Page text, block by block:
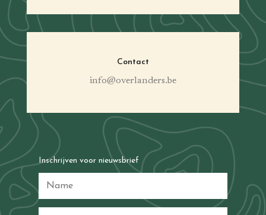
Contact
info@overlanders.be
Inschrijven voor nieuwsbrief